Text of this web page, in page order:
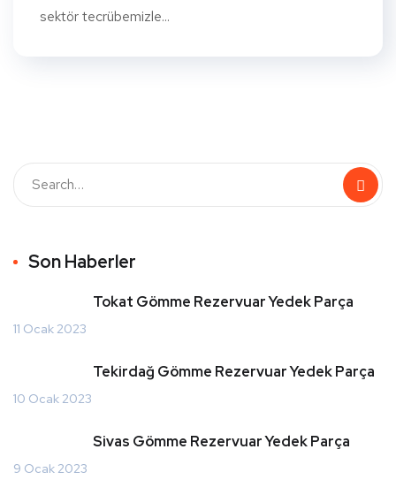
sektör tecrübemizle...
Son Haberler
Tokat Gömme Rezervuar Yedek Parça
11 Ocak 2023
Tekirdağ Gömme Rezervuar Yedek Parça
10 Ocak 2023
Sivas Gömme Rezervuar Yedek Parça
9 Ocak 2023